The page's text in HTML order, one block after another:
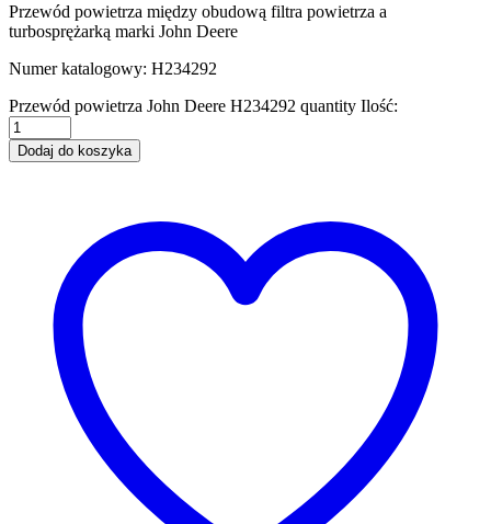
Przewód powietrza między obudową filtra powietrza a
turbosprężarką marki John Deere
Numer katalogowy: H234292
Przewód powietrza John Deere H234292 quantity Ilość:
Dodaj do koszyka